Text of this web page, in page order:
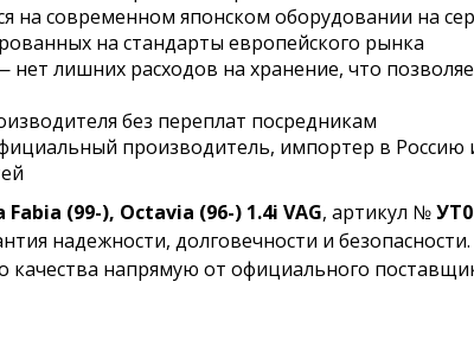
на современном японском оборудовании на
на стандарты европейского рынка
нет лишних расходов на хранение, что
без переплат посредникам
производитель, импортер в
(99-), Octavia (96-) 1.4i VAG, артикул №
надежности, долговечности и
качества напрямую от официального